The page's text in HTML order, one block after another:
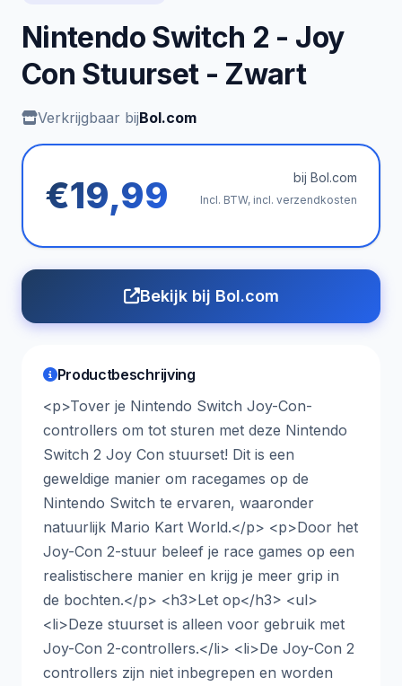
Nintendo Switch 2 - Joy
Con Stuurset - Zwart
Verkrijgbaar bijBol.com
€19,99 bij Bol.com
Incl. BTW, incl. verzendkosten
Bekijk bij Bol.com
Productbeschrijving
<p>Tover je Nintendo Switch Joy-Con-
controllers om tot sturen met deze Nintendo
Switch 2 Joy Con stuurset! Dit is een
geweldige manier om racegames op de
Nintendo Switch te ervaren, waaronder
natuurlijk Mario Kart World.</p> <p>Door het
Joy-Con 2-stuur beleef je race games op een
realistischere manier en krijg je meer grip in
de bochten.</p> <h3>Let op</h3> <ul>
<li>Deze stuurset is alleen voor gebruik met
Joy-Con 2-controllers.</li> <li>De Joy-Con 2
controllers zijn niet inbegrepen en worden